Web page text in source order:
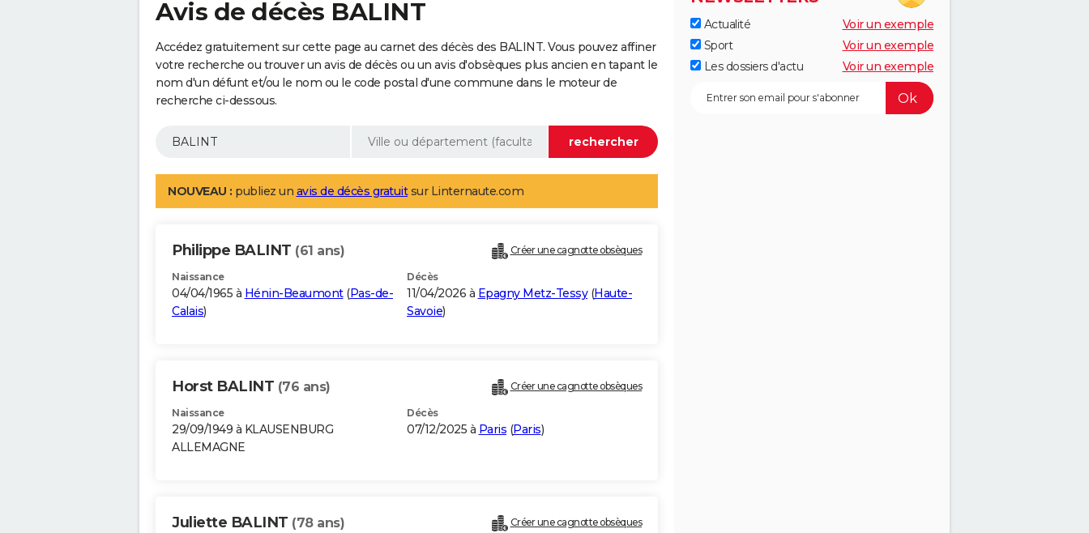
Avis de décès BALINT
Accédez gratuitement sur cette page au carnet des décès des BALINT. Vous pouvez affiner
votre recherche ou trouver un avis de décès ou un avis d'obsèques plus ancien en tapant le
nom d'un défunt et/ou le nom ou le code postal d'une commune dans le moteur de
recherche ci-dessous.
NOUVEAU : publiez un avis de décès gratuitsur Linternaute.com
Philippe BALINT (61 ans) Créer une cagnotte obsèques
Naissance
04/04/1965 à Hénin-Beaumont(Pas-de-
Calais)
Décès
11/04/2026 à Epagny Metz-Tessy(Haute-
Savoie)
Horst BALINT (76 ans) Créer une cagnotte obsèques
Naissance
29/09/1949 à KLAUSENBURG
ALLEMAGNE
Décès
07/12/2025 à Paris (Paris)
Juliette BALINT (78 ans) Créer une cagnotte obsèques
Actualité
Voir un exemple
Sport
Voir un exemple
Les dossiers d'actu
Voir un exemple